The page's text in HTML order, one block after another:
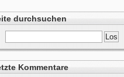
durchsuchen
Kommentare
erleben